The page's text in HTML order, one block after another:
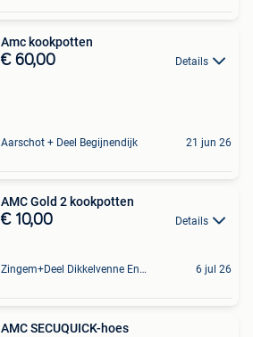
Amc kookpotten
€ 60,00 Details
Aarschot + Deel Begijnendijk 21 jun 26
AMC Gold 2 kookpotten
€ 10,00 Details
Zingem+Deel Dikkelvenne En Nederzwalm-Hermelgem 6 jul 26
AMC SECUQUICK-hoes